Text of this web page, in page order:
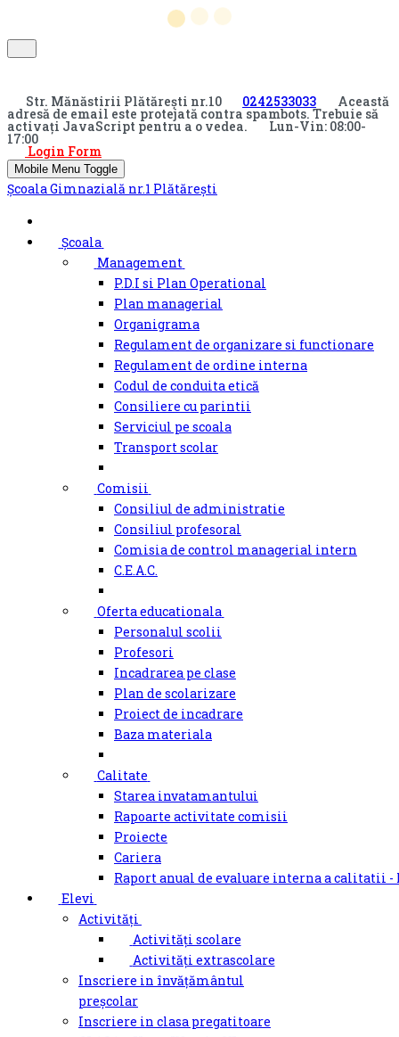
Str. Mănăstirii Plătărești nr.10 0242533033 Această
adresă de email este protejată contra spambots. Trebuie să
activați JavaScript pentru a o vedea. Lun-Vin: 08:00-
17:00
Login Form
Mobile Menu Toggle
Şcoala Gimnazială nr.1 Plătărești
Școala
Management
P.D.I si Plan Operational
Plan managerial
Organigrama
Regulament de organizare si functionare
Regulament de ordine interna
Codul de conduita etică
Consiliere cu parintii
Serviciul pe scoala
Transport scolar
Comisii
Consiliul de administratie
Consiliul profesoral
Comisia de control managerial intern
C.E.A.C.
Oferta educationala
Personalul scolii
Profesori
Incadrarea pe clase
Plan de scolarizare
Proiect de incadrare
Baza materiala
Calitate
Starea invatamantului
Rapoarte activitate comisii
Proiecte
Cariera
Raport anual de evaluare interna a calitatii -
Elevi
Activități
Activități scolare
Activități extrascolare
Inscriere in învățământul
preșcolar
Inscriere in clasa pregatitoare